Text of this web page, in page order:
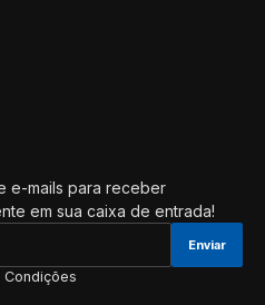
e-mails para receber
em sua caixa de entrada!